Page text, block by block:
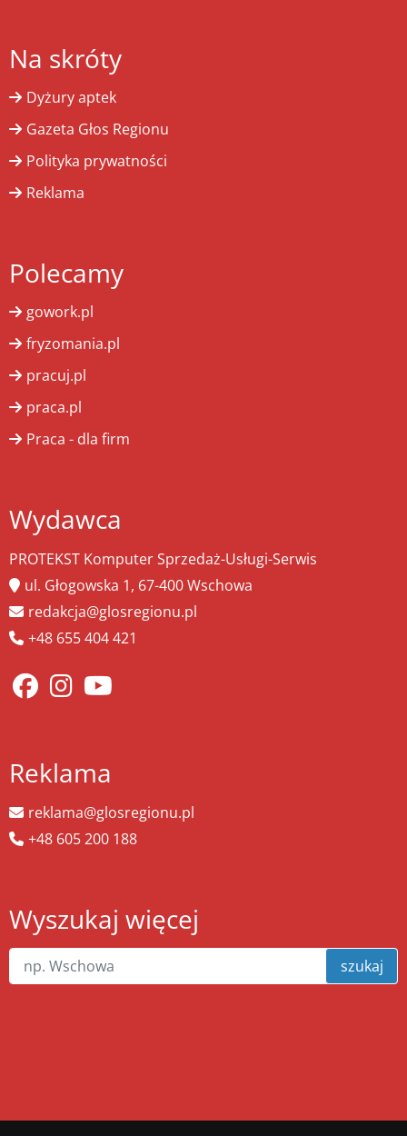
Na skróty
Dyżury aptek
Gazeta Głos Regionu
Polityka prywatności
Reklama
Polecamy
gowork.pl
fryzomania.pl
pracuj.pl
praca.pl
Praca - dla firm
Wydawca
PROTEKST Komputer Sprzedaż-Usługi-Serwis
ul. Głogowska 1, 67-400 Wschowa
redakcja@glosregionu.pl
+48 655 404 421
Reklama
reklama@glosregionu.pl
+48 605 200 188
Wyszukaj więcej
szukaj